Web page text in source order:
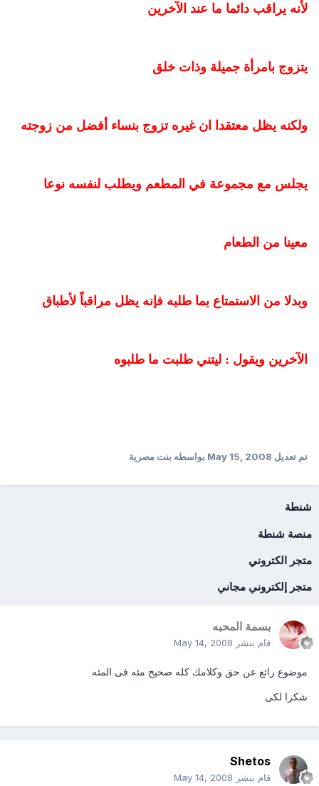
لأنه يراقب دائما ما عند الآخرين
يتزوج بامرأة جميلة وذات خلق
ولكنه يظل معتقدا ان غيره تزوج بنساء أفضل من زوجته
يجلس مع مجموعة في المطعم ويطلب لنفسه نوعا
معينا من الطعام
وبدلا من الاستمتاع بما طلبه فإنه يظل مراقباً لأطباق
الآخرين ويقول : ليتني طلبت ما طلبوه
تم تعديلMay 15, 2008بواسطه بنت مصرية
شنطة
منصة شنطة
متجر الكتروني
متجر إلكتروني مجاني
بسمة المحبه
قام بنشر May 14, 2008
موضوع رائع عن حق وكلامك كله صحيح مئه فى المئه
شكرا لكى
Shetos
قام بنشر May 14, 2008